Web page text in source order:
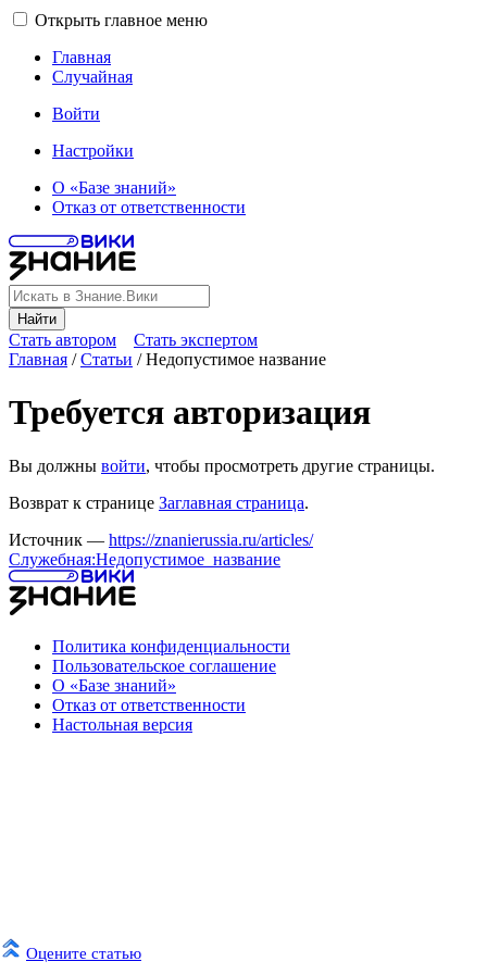
Открыть главное меню
Главная
Случайная
Войти
Настройки
О «Базе знаний»
Отказ от ответственности
Найти
Стать автором Стать экспертом
Оцените статью
Главная /Статьи /Недопустимое название
Требуется авторизация
Вы должны войти, чтобы просмотреть другие страницы.
Возврат к странице Заглавная страница.
Источник — https://znanierussia.ru/articles/
Служебная:Недопустимое_название
Политика конфиденциальности
Пользовательское соглашение
О «Базе знаний»
Отказ от ответственности
Настольная версия